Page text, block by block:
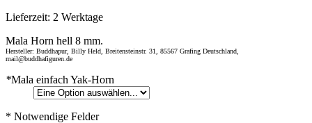
Lieferzeit: 2 Werktage
Mala Horn hell 8 mm.
Hersteller: Buddhapur, Billy Held, Breitensteinstr. 31, 85567 Grafing Deutschland,
mail@buddhafiguren.de
*Mala einfach Yak-Horn
* Notwendige Felder